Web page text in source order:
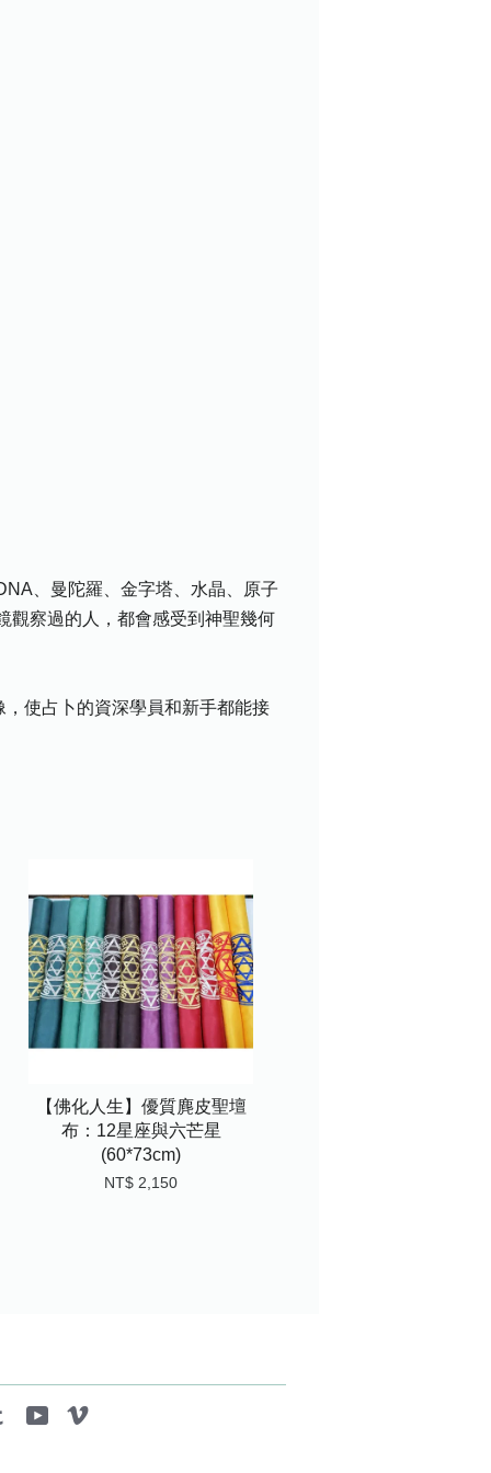
、曼陀羅、金字塔、水晶、原子
觀察過的人，都會感受到神聖幾何
使占卜的資深學員和新手都能接
【佛化人生】優質麂皮聖壇
布：12星座與六芒星
(60*73cm)
NT$ 2,150
Tumblr YouTube